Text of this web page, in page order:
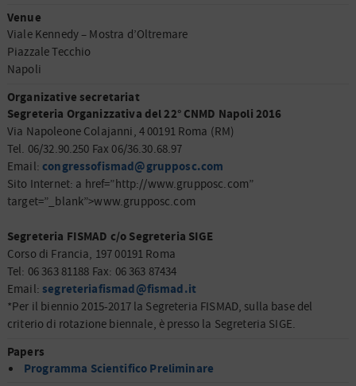
Venue
Viale Kennedy – Mostra d’Oltremare
Piazzale Tecchio
Napoli
Organizative secretariat
Segreteria Organizzativa del 22° CNMD Napoli 2016
Via Napoleone Colajanni, 4 00191 Roma (RM)
Tel. 06/32.90.250 Fax 06/36.30.68.97
Email:congressofismad@grupposc.com
Sito Internet: a href=”http://www.grupposc.com”
target=”_blank”>www.grupposc.com
Segreteria FISMAD c/o Segreteria SIGE
Corso di Francia, 197 00191 Roma
Tel: 06 363 81188 Fax: 06 363 87434
Email:segreteriafismad@fismad.it
*Per il biennio 2015-2017 la Segreteria FISMAD, sulla base del
criterio di rotazione biennale, è presso la Segreteria SIGE.
Papers
Programma Scientifico Preliminare